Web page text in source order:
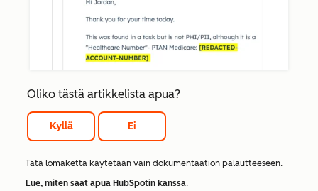
Oliko tästä artikkelista apua?
Kyllä Ei
Tätä lomaketta käytetään vain dokumentaation palautteeseen.
Lue, miten saat apua HubSpotin kanssa.